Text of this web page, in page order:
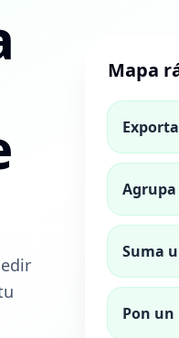
Mapa
Suma
Pon